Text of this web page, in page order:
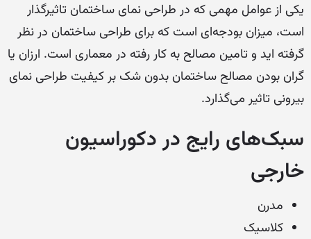
یکی از عوامل مهمی که در طراحی نمای ساختمان تاثیرگذار
است، میزان بودجه‌ای است که برای طراحی ساختمان در نظر
گرفته اید و تامین مصالح به کار رفته در معماری است. ارزان یا
گران بودن مصالح ساختمان بدون شک بر کیفیت طراحی نمای
بیرونی تاثیر می‌گذارد.
سبک‌های رایج در دکوراسیون
خارجی
مدرن
کلاسیک